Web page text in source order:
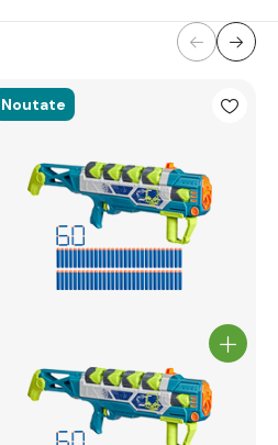
Noutate